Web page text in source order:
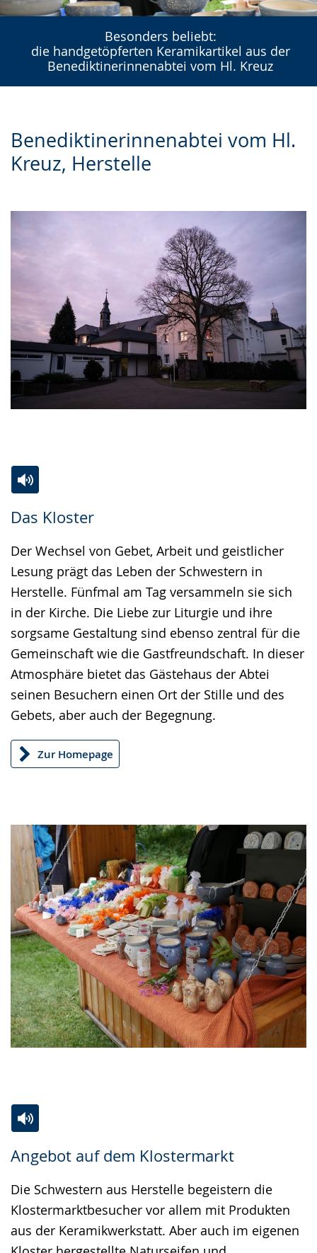
Besonders beliebt:
die handgetöpferten Keramikartikel aus der
Benediktinerinnenabtei vom Hl. Kreuz
Benediktinerinnenabtei vom Hl.
Kreuz, Herstelle
Das Kloster
Leichten
Sprache
wechseln.
Audio-
Unterstützung.
Video
in
Deutscher
Gebärdensprache
wird
angezeigt.
Der Wechsel von Gebet, Arbeit und geistlicher
Lesung prägt das Leben der Schwestern in
Herstelle. Fünfmal am Tag versammeln sie sich
in der Kirche. Die Liebe zur Liturgie und ihre
sorgsame Gestaltung sind ebenso zentral für die
Gemeinschaft wie die Gastfreundschaft. In dieser
Atmosphäre bietet das Gästehaus der Abtei
seinen Besuchern einen Ort der Stille und des
Gebets, aber auch der Begegnung.
Zur Homepage
Angebot auf dem Klostermarkt
Leichten
Sprache
wechseln.
Audio-
Unterstützung.
Video
in
Deutscher
Gebärdensprache
wird
Die Schwestern aus Herstelle begeistern die
Klostermarktbesucher vor allem mit Produkten
aus der Keramikwerkstatt. Aber auch im eigenen